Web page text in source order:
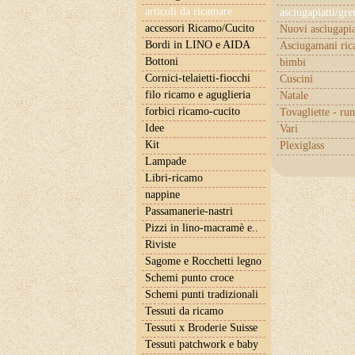
articoli da ricamare
asciugapiatti/
Nuovi
Asciugamani
bimbi
Cuscini
Natale
Tovagliette -
Vari
Plexiglass
accessori Ricamo/Cucito
Bordi in LINO e AIDA
Bottoni
Cornici-telaietti-fiocchi
filo ricamo e aguglieria
forbici ricamo-cucito
Idee
Kit
Lampade
Libri-ricamo
nappine
Passamanerie-nastri
Pizzi in lino-macramè e..
Riviste
Sagome e Rocchetti legno
Schemi punto croce
Schemi punti tradizionali
Tessuti da ricamo
Tessuti x Broderie Suisse
Tessuti patchwork e baby